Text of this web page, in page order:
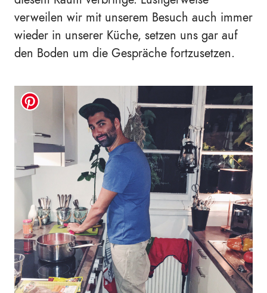
verweilen wir mit unserem Besuch auch immer
wieder in unserer Küche, setzen uns gar auf
den Boden um die Gespräche fortzusetzen.